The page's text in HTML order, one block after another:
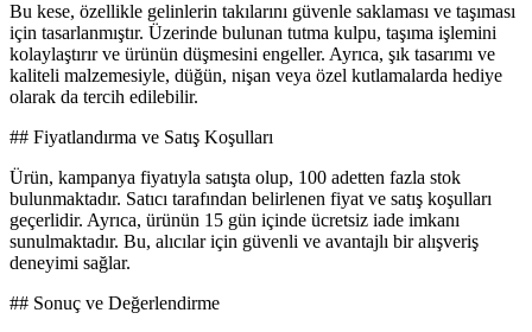
Bu kese, özellikle gelinlerin takılarını güvenle saklaması ve taşıması
için tasarlanmıştır. Üzerinde bulunan tutma kulpu, taşıma işlemini
kolaylaştırır ve ürünün düşmesini engeller. Ayrıca, şık tasarımı ve
kaliteli malzemesiyle, düğün, nişan veya özel kutlamalarda hediye
olarak da tercih edilebilir.
## Fiyatlandırma ve Satış Koşulları
Ürün, kampanya fiyatıyla satışta olup, 100 adetten fazla stok
bulunmaktadır. Satıcı tarafından belirlenen fiyat ve satış koşulları
geçerlidir. Ayrıca, ürünün 15 gün içinde ücretsiz iade imkanı
sunulmaktadır. Bu, alıcılar için güvenli ve avantajlı bir alışveriş
deneyimi sağlar.
## Sonuç ve Değerlendirme